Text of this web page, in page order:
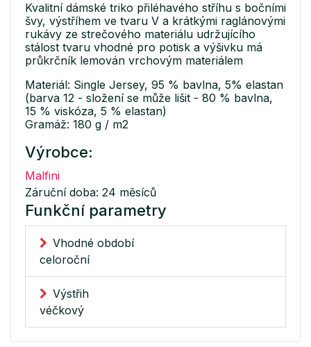
Kvalitní dámské triko přiléhavého stříhu s bočními
švy, výstříhem ve tvaru V a krátkými raglánovými
rukávy ze strečového materiálu udržujícího
stálost tvaru vhodné pro potisk a výšivku má
průkrčník lemován vrchovým materiálem
Materiál: Single Jersey, 95 % bavlna, 5% elastan
(barva 12 - složení se může lišit - 80 % bavlna,
15 % viskóza, 5 % elastan)
Gramáž: 180 g / m2
Výrobce:
Malfini
Záruční doba: 24 měsíců
Funkční parametry
Vhodné období
celoroční
Výstřih
véčkový